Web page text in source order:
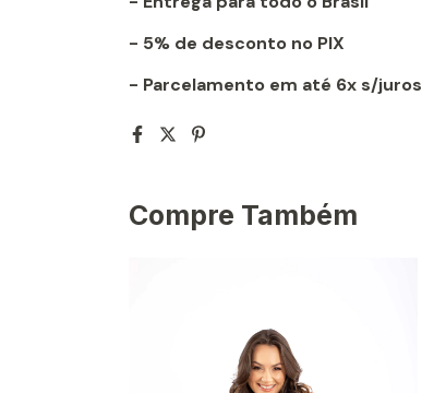
- 5% de desconto no PIX
- Parcelamento em até 6x s/juros
Compre Também